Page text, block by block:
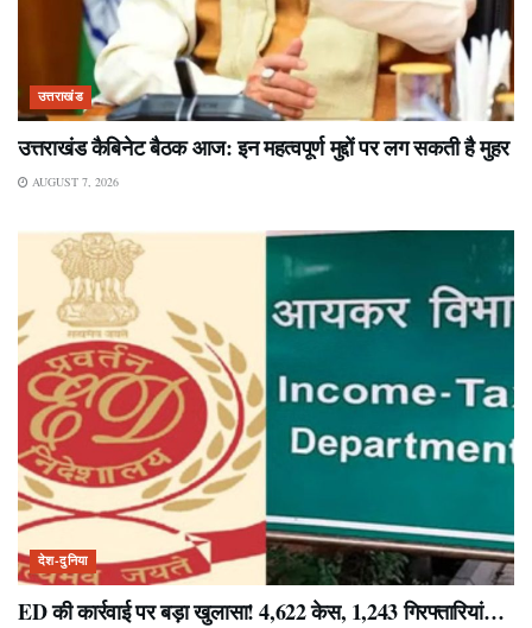
उत्तराखंड
उत्तराखंड कैबिनेट बैठक आज: इन महत्वपूर्ण मुद्दों पर लग सकती है मुहर
AUGUST 7, 2026
देश-दुनिया
ED की कार्रवाई पर बड़ा खुलासा! 4,622 केस, 1,243 गिरफ्तारियां…